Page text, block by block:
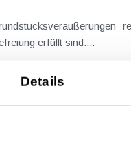
Details
erfüllt sind....